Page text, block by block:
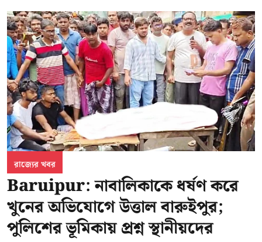
রাজ্যের খবর
Baruipur: নাবালিকাকে ধর্ষণ করে
খুনের অভিযোগে উত্তাল বারুইপুর;
পুলিশের ভূমিকায় প্রশ্ন স্থানীয়দের